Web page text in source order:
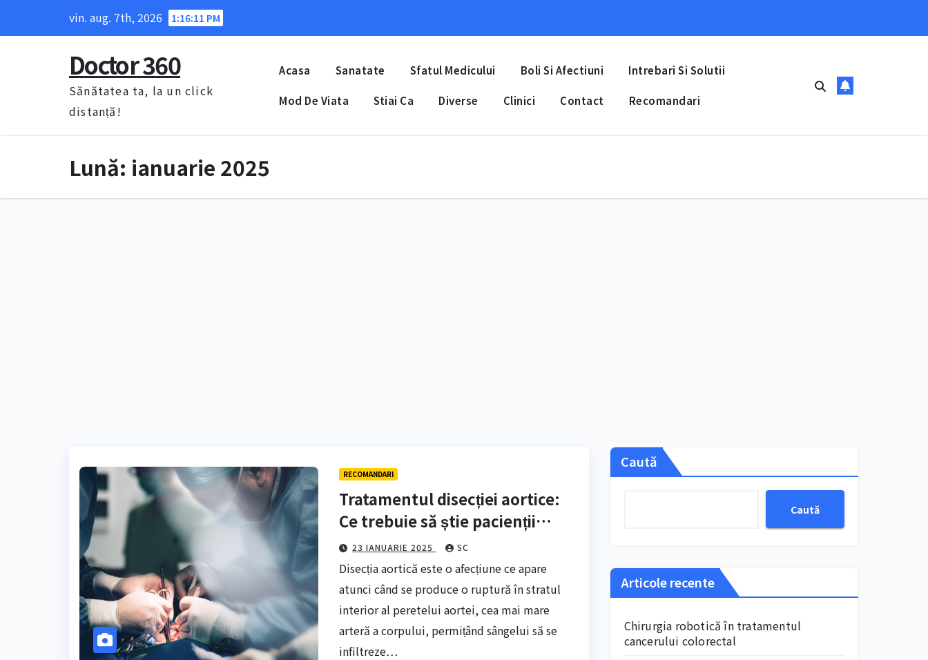
vin. aug. 7th, 2026 1:16:12 PM
Doctor 360
Sănătatea ta, la un click
distanță!
Acasa Sanatate Sfatul Medicului Boli Si Afectiuni Intrebari Si Solutii
Mod De Viata Stiai Ca Diverse Clinici Contact Recomandari
Lună: ianuarie 2025
RECOMANDARI
Tratamentul disecției aortice:
Ce trebuie să știe pacienții
despre chirurgie și îngrijirea
postoperatorie
23 IANUARIE 2025 SC
Disecția aortică este o afecțiune ce apare
atunci când se produce o ruptură în stratul
interior al peretelui aortei, cea mai mare
arteră a corpului, permițând sângelui să se
infiltreze…
Caută
Caută
Articole recente
Chirurgia robotică în tratamentul
cancerului colorectal